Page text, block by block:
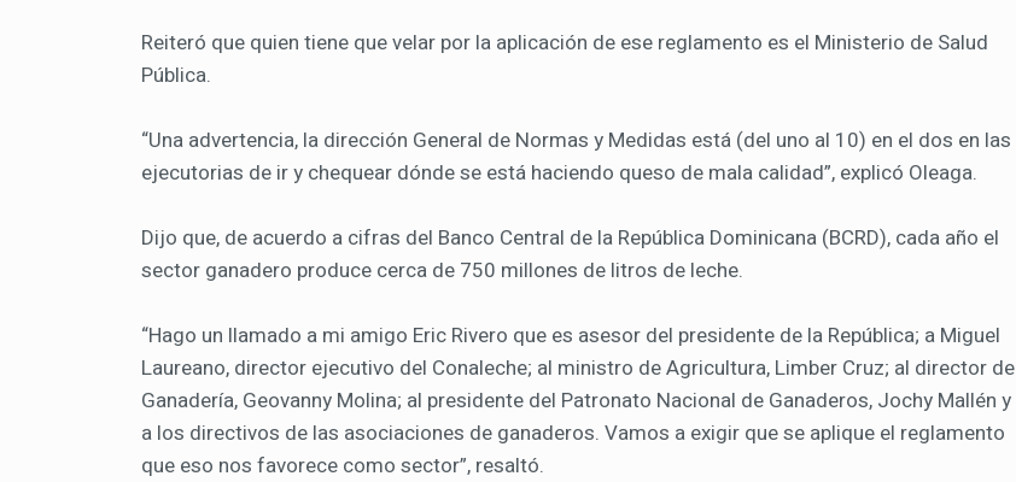
Reiteró que quien tiene que velar por la aplicación de ese reglamento es el Ministerio de Salud
Pública.
“Una advertencia, la dirección General de Normas y Medidas está (del uno al 10) en el dos en las
ejecutorias de ir y chequear dónde se está haciendo queso de mala calidad”, explicó Oleaga.
Dijo que, de acuerdo a cifras del Banco Central de la República Dominicana (BCRD), cada año el
sector ganadero produce cerca de 750 millones de litros de leche.
“Hago un llamado a mi amigo Eric Rivero que es asesor del presidente de la República; a Miguel
Laureano, director ejecutivo del Conaleche; al ministro de Agricultura, Limber Cruz; al director de
Ganadería, Geovanny Molina; al presidente del Patronato Nacional de Ganaderos, Jochy Mallén y
a los directivos de las asociaciones de ganaderos. Vamos a exigir que se aplique el reglamento
que eso nos favorece como sector”, resaltó.